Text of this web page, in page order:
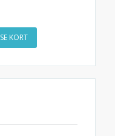
SE KORT